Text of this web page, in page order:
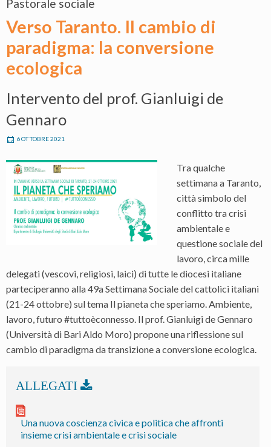
Pastorale sociale
Verso Taranto. Il cambio di
paradigma: la conversione
ecologica
Intervento del prof. Gianluigi de
Gennaro
6 OTTOBRE 2021
Tra qualche
settimana a Taranto,
città simbolo del
conflitto tra crisi
ambientale e
questione sociale del
lavoro, circa mille
delegati (vescovi, religiosi, laici) di tutte le diocesi italiane
parteciperanno alla 49a Settimana Sociale del cattolici italiani
(21-24 ottobre) sul tema Il pianeta che speriamo. Ambiente,
lavoro, futuro #tuttoèconnesso. Il prof. Gianluigi de Gennaro
(Università di Bari Aldo Moro) propone una riflessione sul
cambio di paradigma da transizione a conversione ecologica.
Una nuova coscienza civica e politica che affronti
insieme crisi ambientale e crisi sociale